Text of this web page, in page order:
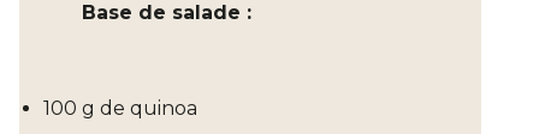
Base de salade :
100 g de quinoa